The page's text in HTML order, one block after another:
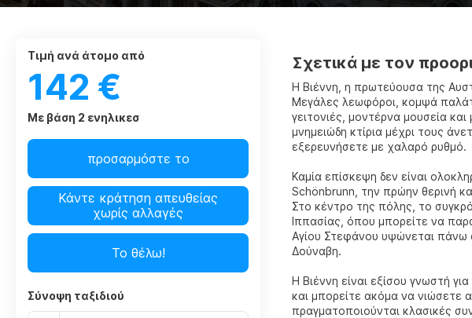
Σχετικά με τον
Η Βιέννη, η πρωτεύουσα της
Μεγάλες λεωφόροι, κομψά
γειτονιές, μοντέρνα μουσεία
μνημειώδη κτίρια μέχρι τους
εξερευνήσετε με χαλαρό ρυθμό.
Καμία επίσκεψη δεν είναι
Schönbrunn, την πρώην θερινή
Στο κέντρο της πόλης, το
Ιππασίας, όπου μπορείτε να
Αγίου Στεφάνου υψώνεται
Δούναβη.
Η Βιέννη είναι εξίσου γνωστή
και μπορείτε ακόμα να νιώσετε
πραγματοποιούνται κλασικές
τιμή ανά άτομο από
142 €
Με βάση 2 ενηλικεσ
προσαρμόστε το
Κάντε κράτηση απευθείας
χωρίς αλλαγές
Το θέλω!
Σύνοψη ταξιδιού